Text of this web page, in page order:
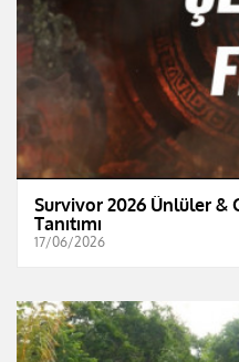
Survivor 2026 Ünlüler &
Tanıtımı
17/06/2026